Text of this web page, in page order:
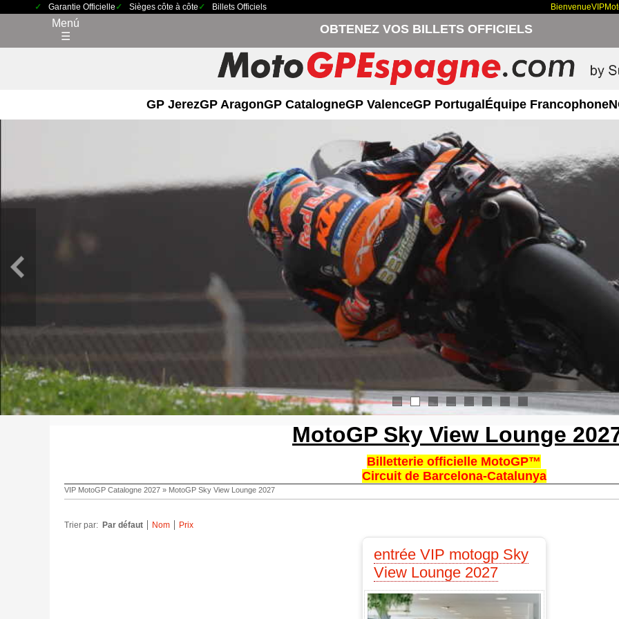
Garantie Officielle Sièges côte à côte Billets Officiels BienvenueVIP
Menú
☰
OBTENEZ VOS BILLETS OFFICIELS
GP JerezGP AragonGP CatalogneGP ValenceGP PortugalÉquipe Francophone
1 3 4
MotoGP Sky View Lounge
Billetterie officielle MotoGP™
Circuit de Barcelona-Catalunya
VIP MotoGP Catalogne 2027 » MotoGP Sky View Lounge 2027
Trier par: Par défaut Nom Prix
entrée VIP motogp Sky
View Lounge 2027